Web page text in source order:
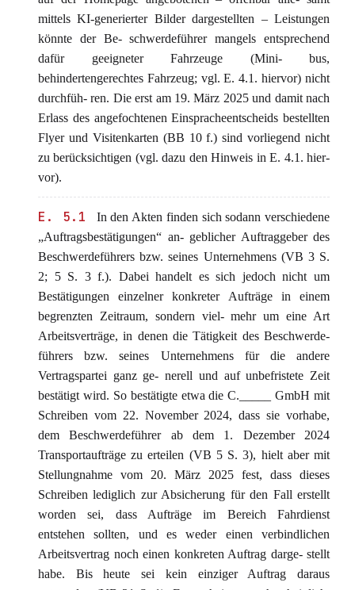
mittels KI-generierter Bilder dargestellten – Leistungen
könnte der Be- schwerdeführer mangels entsprechend
dafür geeigneter Fahrzeuge (Mini- bus,
behindertengerechtes Fahrzeug; vgl. E. 4.1. hiervor) nicht
durchfüh- ren. Die erst am 19. März 2025 und damit nach
Erlass des angefochtenen Einspracheentscheids bestellten
Flyer und Visitenkarten (BB 10 f.) sind vorliegend nicht
zu berücksichtigen (vgl. dazu den Hinweis in E. 4.1. hier-
vor).
E. 5.1
In den Akten finden sich sodann verschiedene
„Auftragsbestätigungen“ an- geblicher Auftraggeber des
Beschwerdeführers bzw. seines Unternehmens (VB 3 S.
2; 5 S. 3 f.). Dabei handelt es sich jedoch nicht um
Bestätigungen einzelner konkreter Aufträge in einem
begrenzten Zeitraum, sondern viel- mehr um eine Art
Arbeitsverträge, in denen die Tätigkeit des Beschwerde-
führers bzw. seines Unternehmens für die andere
Vertragspartei ganz ge- nerell und auf unbefristete Zeit
bestätigt wird. So bestätigte etwa die C._____ GmbH mit
Schreiben vom 22. November 2024, dass sie vorhabe,
dem Beschwerdeführer ab dem 1. Dezember 2024
Transportaufträge zu erteilen (VB 5 S. 3), hielt aber mit
Stellungnahme vom 20. März 2025 fest, dass dieses
Schreiben lediglich zur Absicherung für den Fall erstellt
worden sei, dass Aufträge im Bereich Fahrdienst
entstehen sollten, und es weder einen verbindlichen
Arbeitsvertrag noch einen konkreten Auftrag darge- stellt
habe. Bis heute sei kein einziger Auftrag daraus